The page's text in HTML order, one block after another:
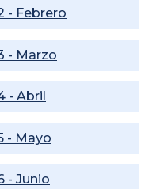
- Febrero
- Marzo
- Abril
- Mayo
- Junio